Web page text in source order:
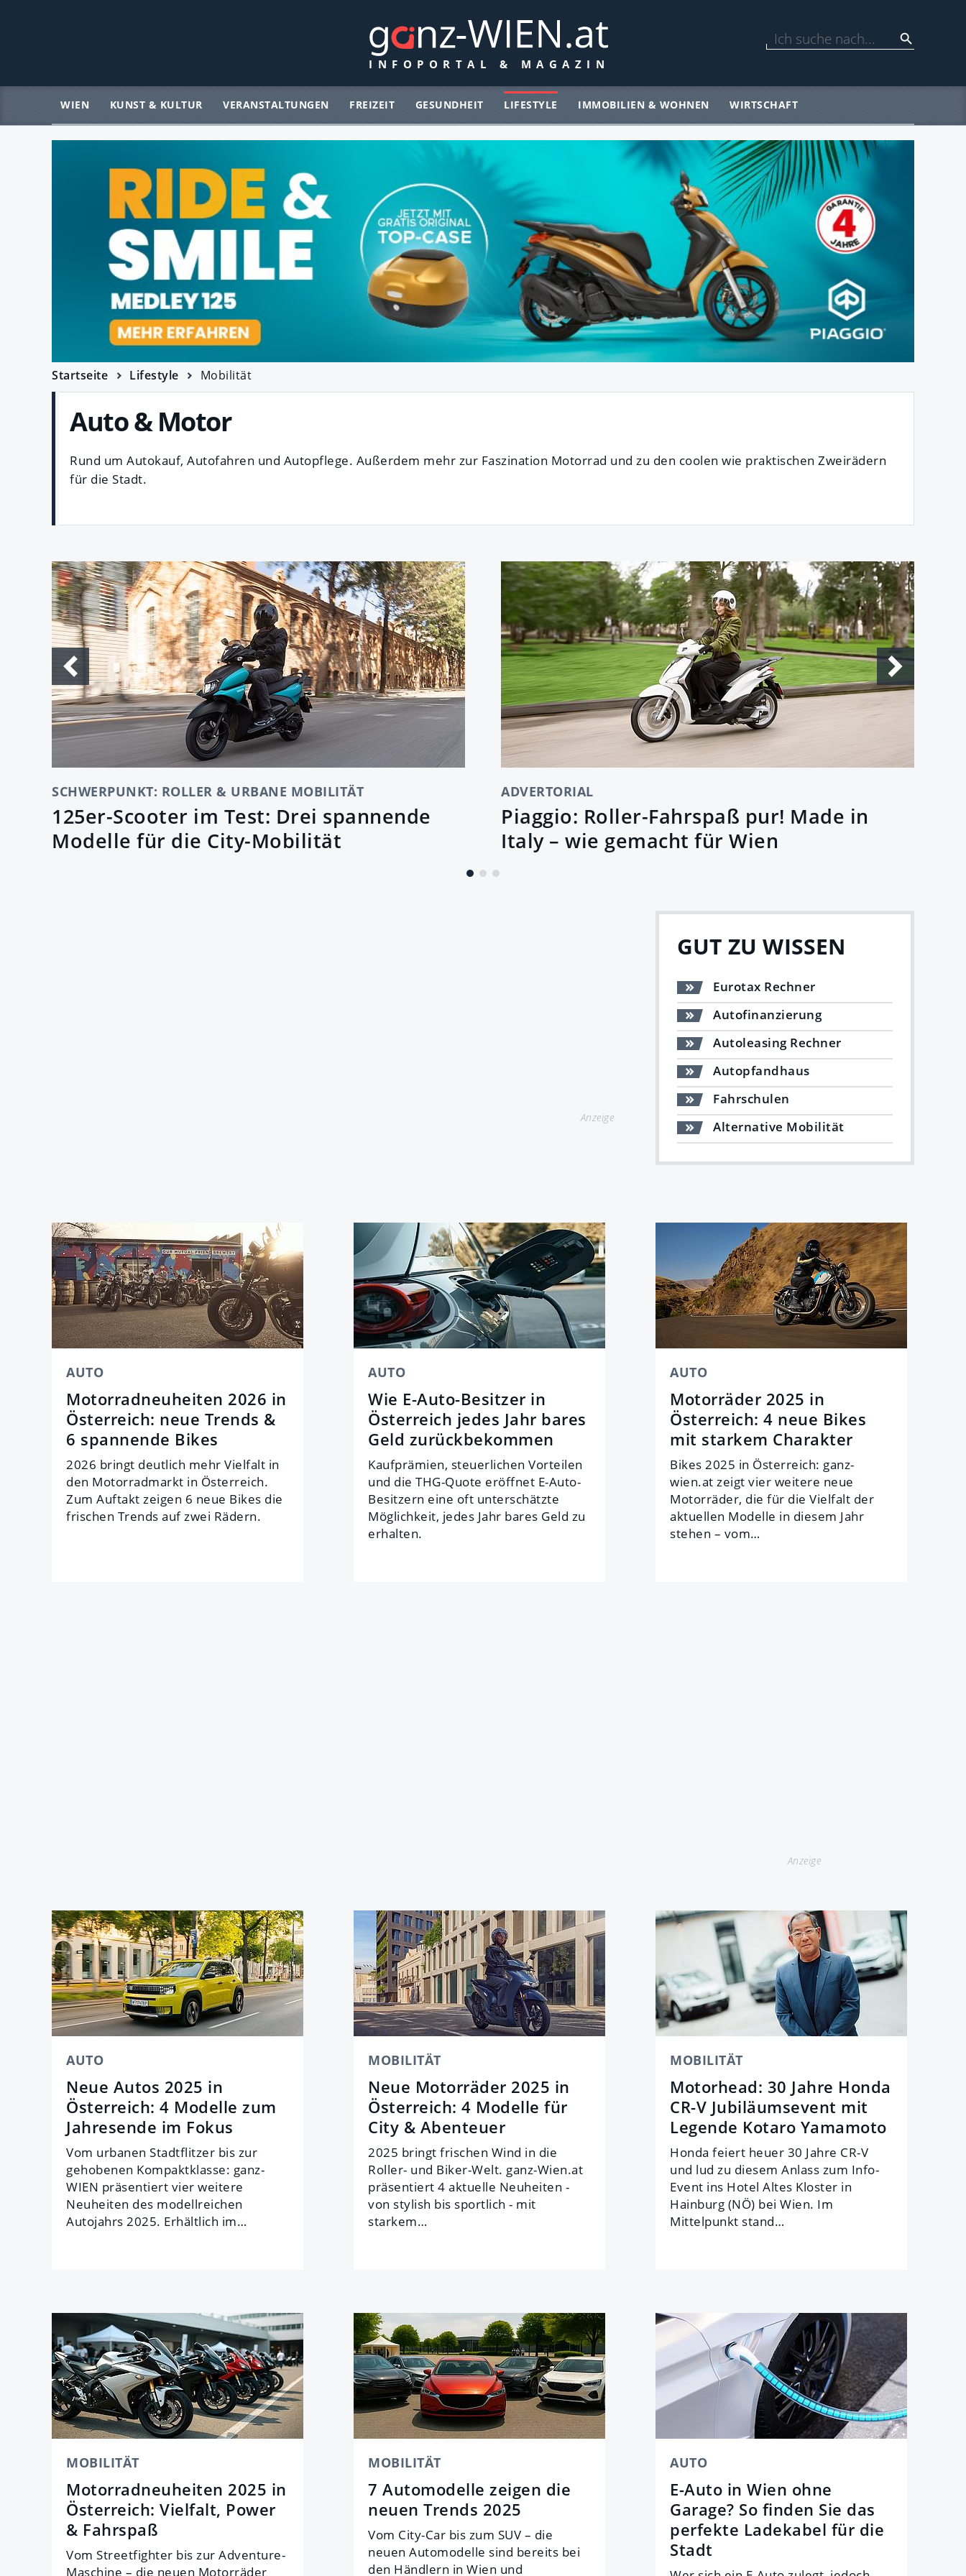
WIEN KUNST & KULTUR VERANSTALTUNGEN FREIZEIT GESUNDHEIT LIFESTYLE IMMOBILIEN & WOHNEN WIRTSCHAFT
Startseite Lifestyle Mobilität
Auto & Motor
Rund um Autokauf, Autofahren und Autopflege. Außerdem mehr zur Faszination Motorrad und zu den coolen wie praktischen Zweirädern
für die Stadt.
SCHWERPUNKT: ROLLER & URBANE MOBILITÄT
125er-Scooter im Test: Drei spannende
Modelle für die City-Mobilität
ADVERTORIAL
Piaggio: Roller-Fahrspaß pur! Made in
Italy – wie gemacht für Wien
Anzeige
GUT ZU WISSEN
Eurotax Rechner
Autofinanzierung
Autoleasing Rechner
Autopfandhaus
Fahrschulen
Alternative Mobilität
AUTO
Motorradneuheiten 2026 in
Österreich: neue Trends &
6 spannende Bikes
2026 bringt deutlich mehr Vielfalt in
den Motorradmarkt in Österreich.
Zum Auftakt zeigen 6 neue Bikes die
frischen Trends auf zwei Rädern.
AUTO
Wie E-Auto-Besitzer in
Österreich jedes Jahr bares
Geld zurückbekommen
Kaufprämien, steuerlichen Vorteilen
und die THG-Quote eröffnet E-Auto-
Besitzern eine oft unterschätzte
Möglichkeit, jedes Jahr bares Geld zu
erhalten.
AUTO
Motorräder 2025 in
Österreich: 4 neue Bikes
mit starkem Charakter
Bikes 2025 in Österreich: ganz-
wien.at zeigt vier weitere neue
Motorräder, die für die Vielfalt der
aktuellen Modelle in diesem Jahr
stehen – vom…
Anzeige
AUTO
Neue Autos 2025 in
Österreich: 4 Modelle zum
Jahresende im Fokus
Vom urbanen Stadtflitzer bis zur
gehobenen Kompaktklasse: ganz-
WIEN präsentiert vier weitere
Neuheiten des modellreichen
Autojahrs 2025. Erhältlich im…
MOBILITÄT
Neue Motorräder 2025 in
Österreich: 4 Modelle für
City & Abenteuer
2025 bringt frischen Wind in die
Roller- und Biker-Welt. ganz-Wien.at
präsentiert 4 aktuelle Neuheiten -
von stylish bis sportlich - mit
starkem…
MOBILITÄT
Motorhead: 30 Jahre Honda
CR-V Jubiläumsevent mit
Legende Kotaro Yamamoto
Honda feiert heuer 30 Jahre CR-V
und lud zu diesem Anlass zum Info-
Event ins Hotel Altes Kloster in
Hainburg (NÖ) bei Wien. Im
Mittelpunkt stand…
MOBILITÄT
Motorradneuheiten 2025 in
Österreich: Vielfalt, Power
& Fahrspaß
Vom Streetfighter bis zur Adventure-
Maschine – die neuen Motorräder
MOBILITÄT
7 Automodelle zeigen die
neuen Trends 2025
Vom City-Car bis zum SUV – die
neuen Automodelle sind bereits bei
den Händlern in Wien und
AUTO
E-Auto in Wien ohne
Garage? So finden Sie das
perfekte Ladekabel für die
Stadt